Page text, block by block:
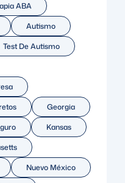
ABA
Autismo
Test De Autismo
Georgia
Kansas
Nuevo México